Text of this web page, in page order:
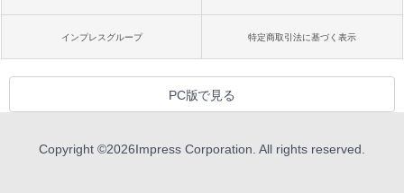
インプレスグループ 特定商取引法に基づく表示
PC版で見る
Copyright ©2026Impress Corporation. All rights reserved.